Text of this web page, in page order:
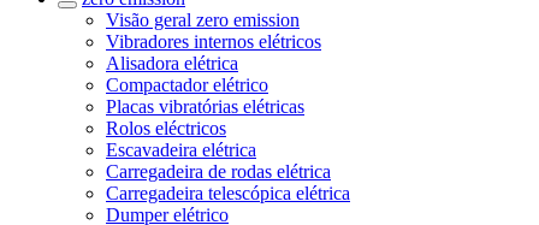
Visão geral zero emission
Vibradores internos elétricos
Alisadora elétrica
Compactador elétrico
Placas vibratórias elétricas
Rolos eléctricos
Escavadeira elétrica
Carregadeira de rodas elétrica
Carregadeira telescópica elétrica
Dumper elétrico